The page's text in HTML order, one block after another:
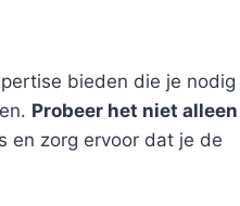
bieden die je nodig
Probeer het niet alleen
en zorg ervoor dat je de